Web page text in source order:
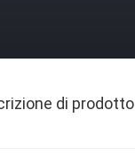
di prodotto